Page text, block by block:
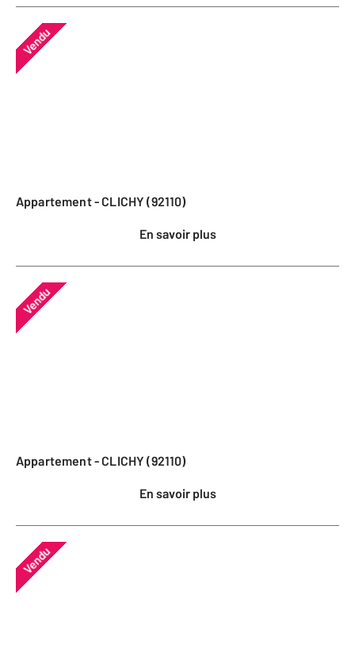
Vendu
Appartement - CLICHY (92110)
En savoir plus
Vendu
Appartement - CLICHY (92110)
En savoir plus
Vendu